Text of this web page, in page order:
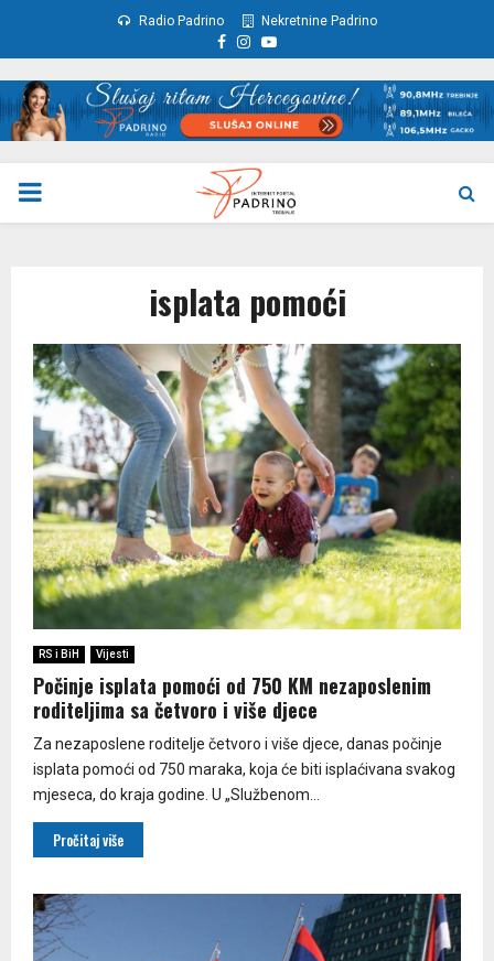
Radio Padrino Nekretnine Padrino
Facebook
Instagram
Youtube
PRIMARY
isplata pomoći
RS i BiH Vijesti
Počinje isplata pomoći od 750 KM nezaposlenim
roditeljima sa četvoro i više djece
Za nezaposlene roditelje četvoro i više djece, danas počinje
isplata pomoći od 750 maraka, koja će biti isplaćivana svakog
mjeseca, do kraja godine. U „Službenom...
Pročitaj više